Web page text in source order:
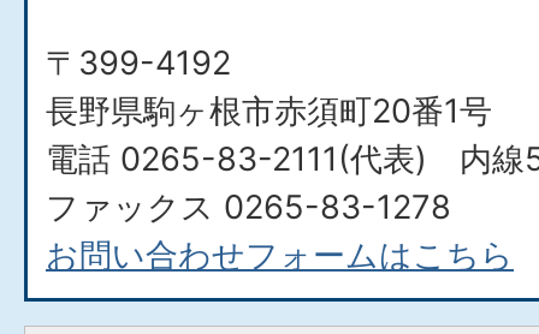
〒399-4192
長野県駒ヶ根市赤須町20番1号
電話 0265-83-2111(代表) 内線
ファックス 0265-83-1278
お問い合わせフォームはこちら